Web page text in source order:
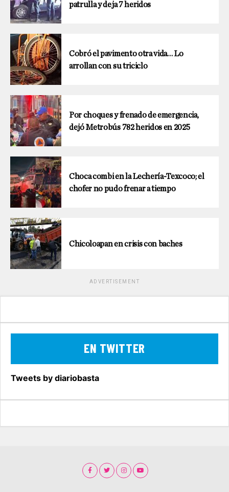
patrulla y deja 7 heridos
Cobró el pavimento otra vida… Lo
arrollan con su triciclo
Por choques y frenado de emergencia,
dejó Metrobús 782 heridos en 2025
Choca combi en la Lechería-Texcoco; el
chofer no pudo frenar a tiempo
Chicoloapan en crisis con baches
ADVERTISEMENT
EN TWITTER
Tweets by diariobasta